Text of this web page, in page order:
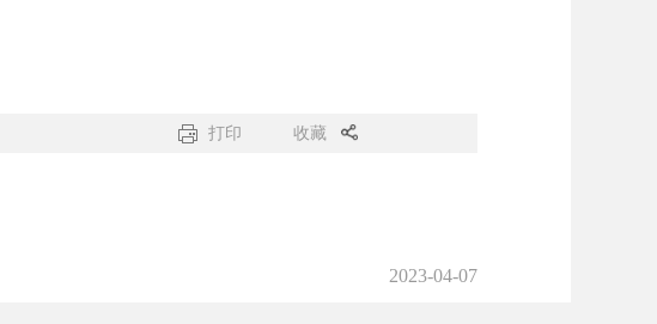
打印 收藏
2023-04-07